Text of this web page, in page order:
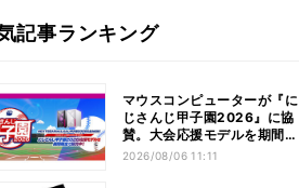
記事ランキング
マウスコンピューターが『に
じさんじ甲子園2026』に協
賛。大会応援モデルを期間限
定発売
2026/08/06 11:11